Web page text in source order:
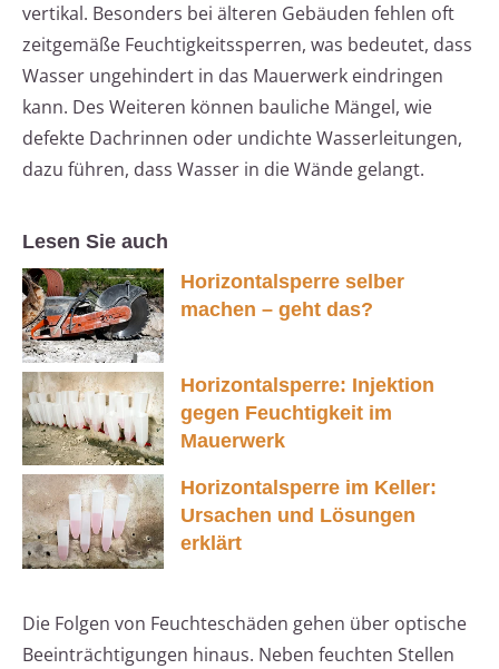
vertikal. Besonders bei älteren Gebäuden fehlen oft
zeitgemäße Feuchtigkeitssperren, was bedeutet, dass
Wasser ungehindert in das Mauerwerk eindringen
kann. Des Weiteren können bauliche Mängel, wie
defekte Dachrinnen oder undichte Wasserleitungen,
dazu führen, dass Wasser in die Wände gelangt.
Lesen Sie auch
Horizontalsperre selber
machen – geht das?
Horizontalsperre: Injektion
gegen Feuchtigkeit im
Mauerwerk
Horizontalsperre im Keller:
Ursachen und Lösungen
erklärt
Die Folgen von Feuchteschäden gehen über optische
Beeinträchtigungen hinaus. Neben feuchten Stellen